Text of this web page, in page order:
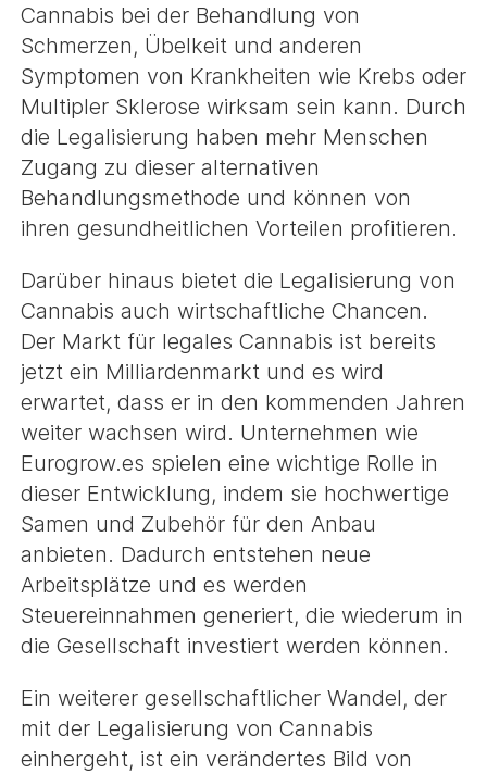
Cannabis bei der Behandlung von
Schmerzen, Übelkeit und anderen
Symptomen von Krankheiten wie Krebs oder
Multipler Sklerose wirksam sein kann. Durch
die Legalisierung haben mehr Menschen
Zugang zu dieser alternativen
Behandlungsmethode und können von
ihren gesundheitlichen Vorteilen profitieren.
Darüber hinaus bietet die Legalisierung von
Cannabis auch wirtschaftliche Chancen.
Der Markt für legales Cannabis ist bereits
jetzt ein Milliardenmarkt und es wird
erwartet, dass er in den kommenden Jahren
weiter wachsen wird. Unternehmen wie
Eurogrow.es spielen eine wichtige Rolle in
dieser Entwicklung, indem sie hochwertige
Samen und Zubehör für den Anbau
anbieten. Dadurch entstehen neue
Arbeitsplätze und es werden
Steuereinnahmen generiert, die wiederum in
die Gesellschaft investiert werden können.
Ein weiterer gesellschaftlicher Wandel, der
mit der Legalisierung von Cannabis
einhergeht, ist ein verändertes Bild von